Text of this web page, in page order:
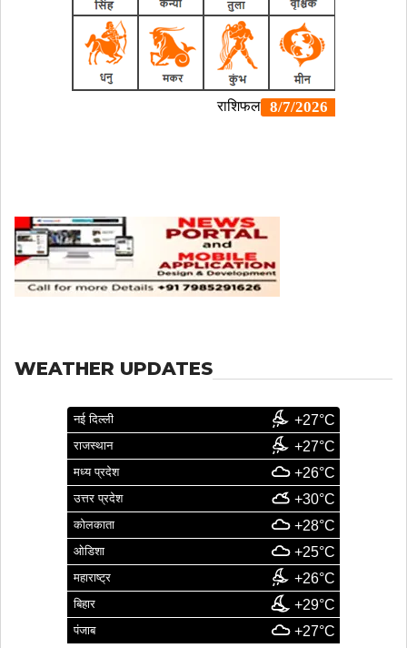
WEATHER UPDATES
नई दिल्ली +27°C
राजस्थान +27°C
मध्य प्रदेश +26°C
उत्तर प्रदेश +30°C
कोलकाता +28°C
ओडिशा +25°C
महाराष्ट्र +26°C
बिहार +29°C
पंजाब +27°C